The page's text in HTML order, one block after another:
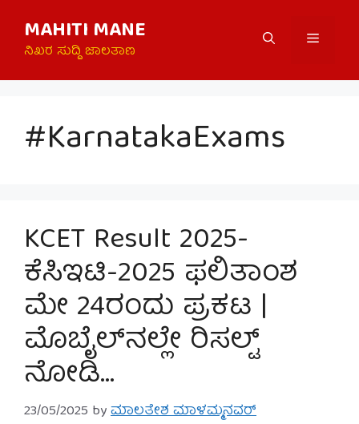
content
MAHITI MANE
ನಿಖರ ಸುದ್ದಿ ಜಾಲತಾಣ
Menu
#KarnatakaExams
KCET Result 2025-
ಕೆಸಿಇಟಿ-2025 ಫಲಿತಾಂಶ
ಮೇ 24ರಂದು ಪ್ರಕಟ |
ಮೊಬೈಲ್‌ನಲ್ಲೇ ರಿಸಲ್ಟ್
ನೋಡಿ…
23/05/2025 byಮಾಲತೇಶ ಮಾಳಮ್ಮನವರ್